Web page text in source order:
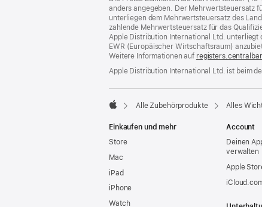
anders angegeben. Der Mehrwertsteuersatz
unterliegen dem Mehrwertsteuersatz des
zahlende Mehrwertsteuersatz für das
Apple Distribution International Ltd. unterliegt
EWR (Europäischer Wirtschaftsraum)
Weitere Informationen auf
Apple Distribution International Ltd. ist beim
Alle Zubehörprodukte Alles
Einkaufen und mehr
Store
Mac
iPad
iPhone
Watch
Account
Deinen
verwalten
Apple